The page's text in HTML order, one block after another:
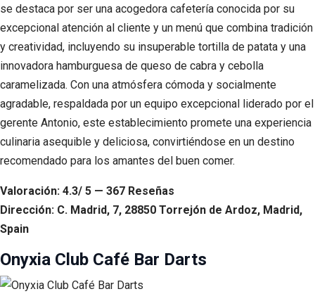
se destaca por ser una acogedora cafetería conocida por su
excepcional atención al cliente y un menú que combina tradición
y creatividad, incluyendo su insuperable tortilla de patata y una
innovadora hamburguesa de queso de cabra y cebolla
caramelizada. Con una atmósfera cómoda y socialmente
agradable, respaldada por un equipo excepcional liderado por el
gerente Antonio, este establecimiento promete una experiencia
culinaria asequible y deliciosa, convirtiéndose en un destino
recomendado para los amantes del buen comer.
Valoración: 4.3/ 5 — 367 Reseñas
Dirección: C. Madrid, 7, 28850 Torrejón de Ardoz, Madrid,
Spain
Onyxia Club Café Bar Darts